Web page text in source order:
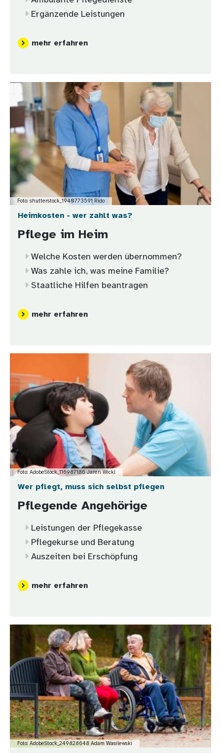
Ergänzende Leistungen
mehr erfahren
Bild
Foto: shutterstock_1940773591 Rido
Heimkosten - wer zahlt was?
Pflege im Heim
Welche Kosten werden übernommen?
Was zahle ich, was meine Familie?
Staatliche Hilfen beantragen
mehr erfahren
Foto: AdobeStock_116987186 Jaren Wickl
Wer pflegt, muss sich selbst pflegen
Pflegende Angehörige
Leistungen der Pflegekasse
Pflegekurse und Beratung
Auszeiten bei Erschöpfung
mehr erfahren
Foto: AdobeStock_249828648 Adam Wasilewski